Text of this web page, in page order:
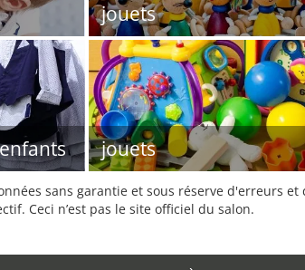
jouets
jouets
sans garantie et sous réserve d'erreurs
Ceci n’est pas le site officiel du salon.